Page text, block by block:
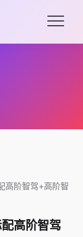
高阶智驾+高阶智
高阶智驾